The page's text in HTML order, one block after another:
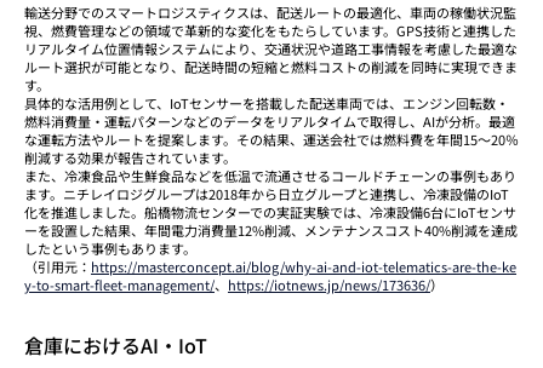
輸送分野でのスマートロジスティクスは、配送ルートの最適化、車両の稼働状況監
視、燃費管理などの領域で革新的な変化をもたらしています。GPS技術と連携した
リアルタイム位置情報システムにより、交通状況や道路工事情報を考慮した最適な
ルート選択が可能となり、配送時間の短縮と燃料コストの削減を同時に実現できま
す。
具体的な活用例として、IoTセンサーを搭載した配送車両では、エンジン回転数・
燃料消費量・運転パターンなどのデータをリアルタイムで取得し、AIが分析。最適
な運転方法やルートを提案します。その結果、運送会社では燃料費を年間15〜20％
削減する効果が報告されています。
また、冷凍食品や生鮮食品などを低温で流通させるコールドチェーンの事例もあり
ます。ニチレイロジグループは2018年から日立グループと連携し、冷凍設備のIoT
化を推進しました。船橋物流センターでの実証実験では、冷凍設備6台にIoTセンサ
ーを設置した結果、年間電力消費量12%削減、メンテナンスコスト40%削減を達成
したという事例もあります。
（引用元： https://masterconcept.ai/blog/why-ai-and-iot-telematics-are-the-ke
y-to-smart-fleet-management/、 https://iotnews.jp/news/173636/）
倉庫におけるAI・IoT